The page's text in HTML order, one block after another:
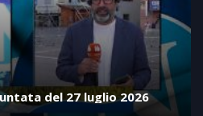
del 27 luglio 2026